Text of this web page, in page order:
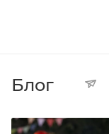
Блог